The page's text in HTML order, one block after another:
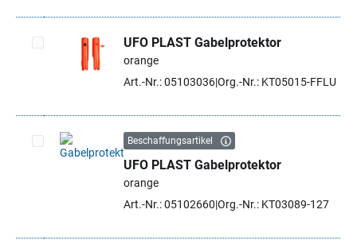
Artikel auswählen
UFO PLAST Gabelprotektor
orange
Art.-Nr.: 05103036Org.-Nr.: KT05015-FFLU
Artikel auswählen
Beschaffungsartikel
UFO PLAST Gabelprotektor
orange
Art.-Nr.: 05102660 Org.-Nr.: KT03089-127